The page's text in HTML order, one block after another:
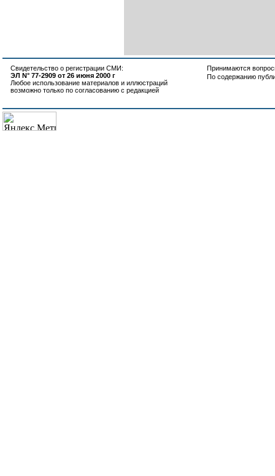
Свидетельство о регистрации СМИ:
ЭЛ N° 77-2909 от 26 июня 2000 г
Любое использование материалов и иллюстраций
возможно только по согласованию с редакцией
Принимаются
По содержанию